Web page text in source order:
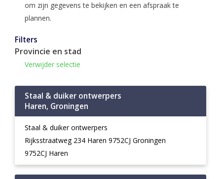
om zijn gegevens te bekijken en een afspraak te
plannen.
Filters
Provincie en stad
Verwijder selectie
Staal & duiker ontwerpers
Haren, Groningen
Staal & duiker ontwerpers
Rijksstraatweg 234 Haren 9752CJ Groningen
9752CJ Haren